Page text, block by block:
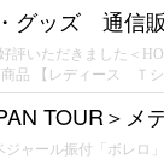
グッズ 通信
評いただきました＜
●商品 【レディース
TOUR＞メ
ール振付「ボレロ」